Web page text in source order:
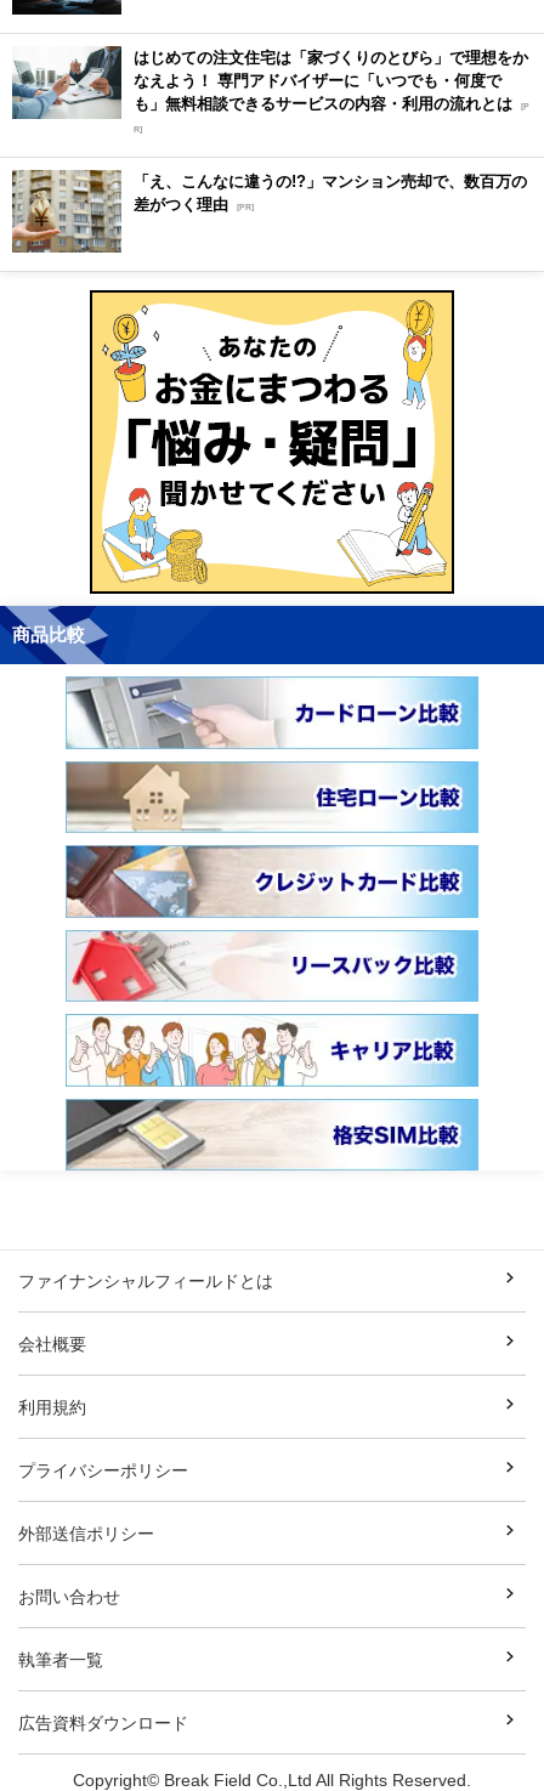
はじめての注文住宅は「家づくりのとびら」で理想をか
なえよう！ 専門アドバイザーに「いつでも・何度で
も」無料相談できるサービスの内容・利用の流れとは [P
R]
「え、こんなに違うの!?」マンション売却で、数百万の
差がつく理由 [PR]
商品比較
ファイナンシャルフィールドとは
会社概要
利用規約
プライバシーポリシー
外部送信ポリシー
お問い合わせ
執筆者一覧
広告資料ダウンロード
Copyright© Break Field Co.,Ltd All Rights Reserved.